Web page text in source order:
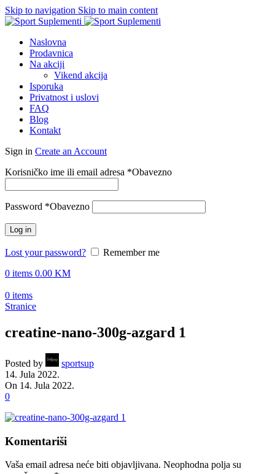
Skip to navigation Skip to main content
Naslovna
Prodavnica
Na akciji
Vikend akcija
Isporuka
Privatnost i uslovi
FAQ
Blog
Kontakt
Sign in Create an Account
Korisničko ime ili email adresa *Obavezno
Password *Obavezno
Log in
Lost your password?
Remember me
0 items 0.00 KM
0 items
Stranice
creatine-nano-300g-azgard 1
Posted by
sportsup
14. Jula 2022.
On 14. Jula 2022.
0
Komentariši
Vaša email adresa neće biti objavljivana. Neophodna polja su